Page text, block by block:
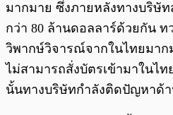
มากมาย ซึ่งภายหลังทางบริษั
กว่า 80 ล้านดอลลาร์ด้วยกัน ท
วิพากษ์วิจารณ์จากในไทยมาก
ไม่สามารถสั่งบัตรเข้ามาในไ
นั้นทางบริษัทกำลังติดปัญหาด้